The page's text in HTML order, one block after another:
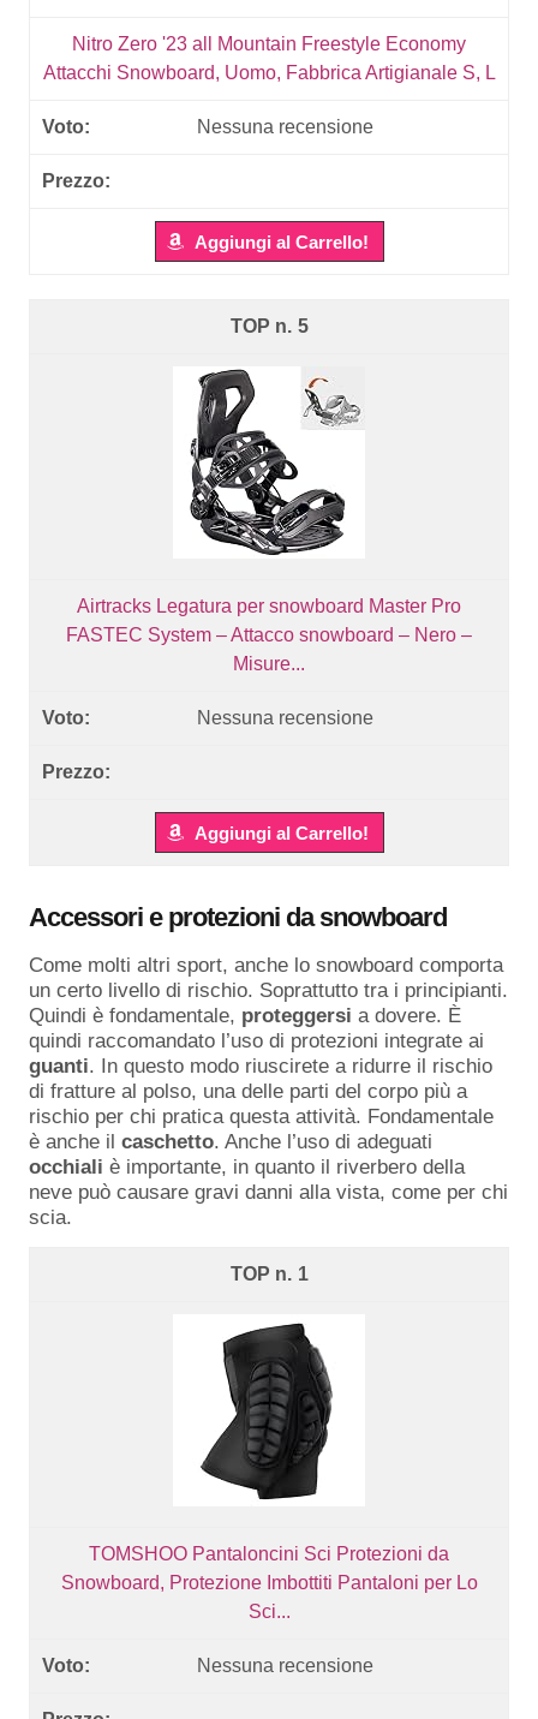
Nitro Zero '23 all Mountain Freestyle Economy
Attacchi Snowboard, Uomo, Fabbrica Artigianale S, L
Nessuna recensione
Aggiungi al Carrello!
5
Airtracks Legatura per snowboard Master Pro
FASTEC System – Attacco snowboard – Nero –
Misure...
Nessuna recensione
Aggiungi al Carrello!
Accessori e protezioni da snowboard
Come molti altri sport, anche lo snowboard comporta
un certo livello di rischio. Soprattutto tra i principianti.
Quindi è fondamentale, proteggersi a dovere. È
quindi raccomandato l’uso di protezioni integrate ai
guanti. In questo modo riuscirete a ridurre il rischio
di fratture al polso, una delle parti del corpo più a
rischio per chi pratica questa attività. Fondamentale
è anche il caschetto. Anche l’uso di adeguati
occhiali è importante, in quanto il riverbero della
neve può causare gravi danni alla vista, come per chi
scia.
1
TOMSHOO Pantaloncini Sci Protezioni da
Snowboard, Protezione Imbottiti Pantaloni per Lo
Sci...
Nessuna recensione